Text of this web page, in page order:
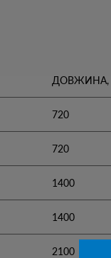
720
720
1400
1400
2100